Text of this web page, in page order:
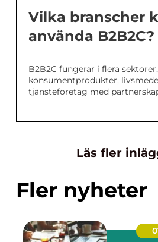
Vilka branscher
använda B2B2C?
B2B2C fungerar i flera
konsumentprodukter,
tjänsteföretag med
Läs fler
Fler nyheter